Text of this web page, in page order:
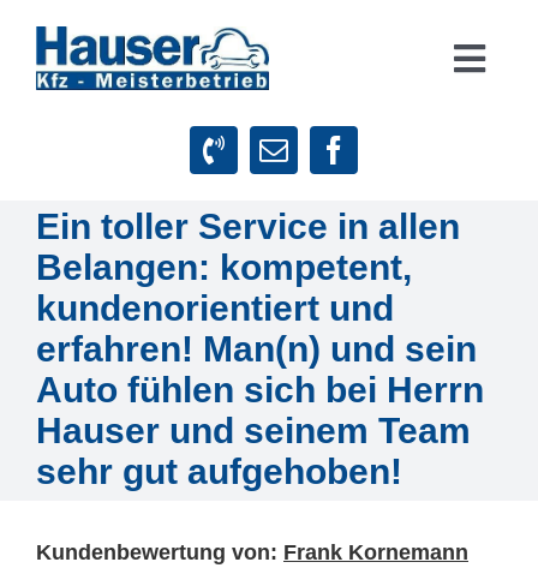
Inhalt
springen
Startseite
Leistungen
Firmenphilosophie
Kundenstimmen
Mitarbeiter
Ein toller Service in allen
Belangen: kompetent,
kundenorientiert und
erfahren! Man(n) und sein
Auto fühlen sich bei Herrn
Hauser und seinem Team
sehr gut aufgehoben!
Kundenbewertung von: Frank Kornemann